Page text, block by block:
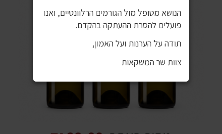
הנושא מטופל מול הגורמים הרלוונטיים, ואנו
פועלים להסרת ההעתקה בהקדם.
תודה על הערנות ועל האמון,
צוות שר המשקאות